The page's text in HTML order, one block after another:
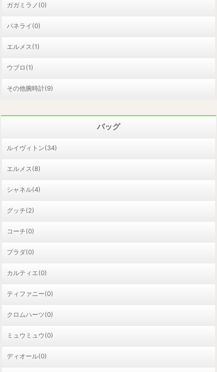
ガガミラノ(0)
パネライ(0)
エルメス(1)
ウブロ(1)
その他腕時計(9)
バッグ
ルイヴィトン(34)
エルメス(8)
シャネル(4)
グッチ(2)
コーチ(0)
プラダ(0)
カルティエ(0)
ティファニー(0)
クロムハーツ(0)
ミュウミュウ(0)
ディオール(0)